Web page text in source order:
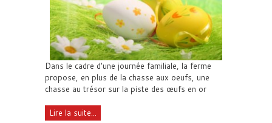
Dans le cadre d'une journée familiale, la ferme
propose, en plus de la chasse aux oeufs, une
chasse au trésor sur la piste des œufs en or
Lire la suite...